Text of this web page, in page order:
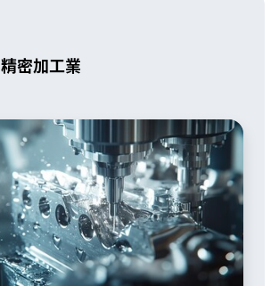
精密加工業